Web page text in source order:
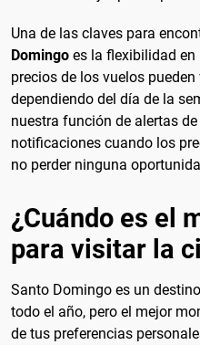
Una de las claves para
Domingo es la flexibilidad
precios de los vuelos
dependiendo del día de la
nuestra función de alertas
notificaciones cuando los
no perder ninguna
¿Cuándo es el
para visitar la
Santo Domingo es un
todo el año, pero el mejor
de tus preferencias